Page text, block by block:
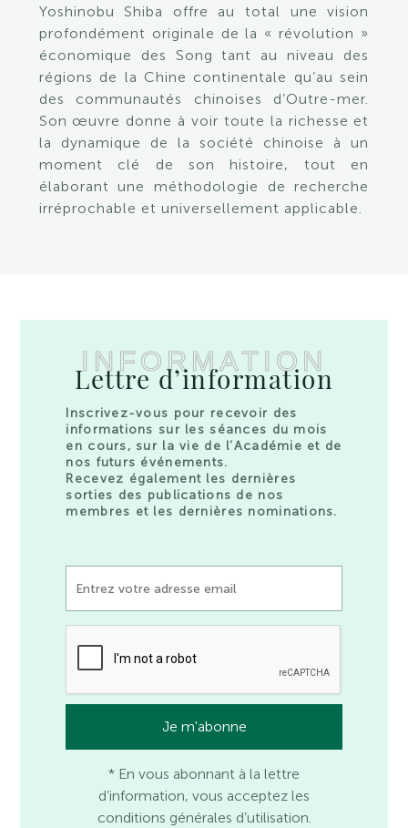
Yoshinobu Shiba offre au total une vision
profondément originale de la « révolution »
économique des Song tant au niveau des
régions de la Chine continentale qu’au sein
des communautés chinoises d’Outre-mer.
Son œuvre donne à voir toute la richesse et
la dynamique de la société chinoise à un
moment clé de son histoire, tout en
élaborant une méthodologie de recherche
irréprochable et universellement applicable.
INFORMATION
Lettre d’information
Inscrivez-vous pour recevoir des
informations sur les séances du mois
en cours, sur la vie de l’Académie et de
nos futurs événements.
Recevez également les dernières
sorties des publications de nos
membres et les dernières nominations.
* En vous abonnant à la lettre
d’information, vous acceptez les
conditions générales d’utilisation.